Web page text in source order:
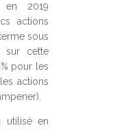
en 2019
actions
sous
sur cette
pour les
actions
utilisé en